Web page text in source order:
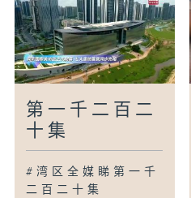
广州：兰缘盛荟里的古
广州：24小时书店令
广州：老旧小区大变身
湾区新里程
武汉：机器人实现量产
无锡：培训机器人投入
讲你知
第一千二百二
十集
#湾区全媒睇第一千
二百二十集